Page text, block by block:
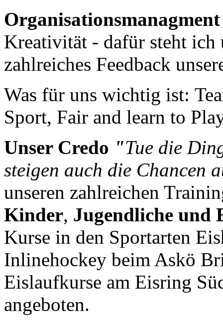
Kreativität - dafür steht ich
zahlreiches Feedback
Was für uns wichtig ist:
Sport, Fair and learn to
Unser Credo "Tue die
steigen auch die Chancen
unseren zahlreichen
Kinder, Jugendliche und
Kurse in den Sportarten
Inlinehockey beim Askö
Eislaufkurse am Eisring
angeboten.